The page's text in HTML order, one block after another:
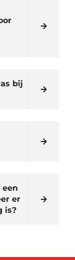
bij
een
er
is?